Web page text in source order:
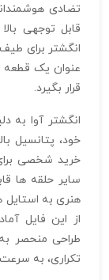
تضادی
انگشتر برای
عنوان یک قطعه
قرار بگیرد.
انگشتر آوا
خود، پتانسیل
خرید شخصی
هنری به استایل‌
از این فایل
طراحی منحصر
تکراری، به